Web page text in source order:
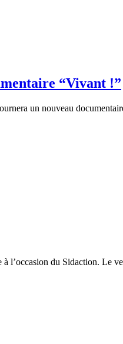
“Vivant !”
un nouveau
l’occasion du Sidaction. Le